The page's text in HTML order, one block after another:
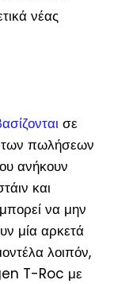
νέας
σε
των πωλήσεων
ανήκουν
και
να μην
μία αρκετά
λοιπόν,
T-Roc με